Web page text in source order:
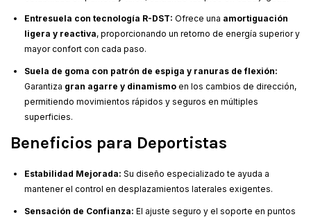
Entresuela con tecnología R-DST: Ofrece una amortiguación
ligera y reactiva, proporcionando un retorno de energía superior y
mayor confort con cada paso.
Suela de goma con patrón de espiga y ranuras de flexión:
Garantiza gran agarre y dinamismo en los cambios de dirección,
permitiendo movimientos rápidos y seguros en múltiples
superficies.
Beneficios para Deportistas
Estabilidad Mejorada: Su diseño especializado te ayuda a
mantener el control en desplazamientos laterales exigentes.
Sensación de Confianza: El ajuste seguro y el soporte en puntos